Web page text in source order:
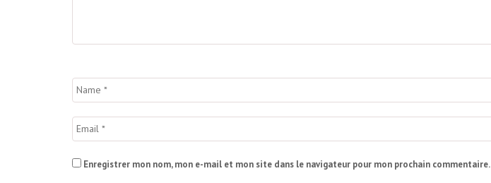
Enregistrer mon nom, mon e-mail et mon site dans le navigateur pour mon prochain commentaire.